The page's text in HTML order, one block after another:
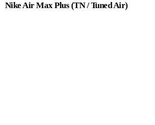
Nike Air Max Plus (TN / Tuned Air)